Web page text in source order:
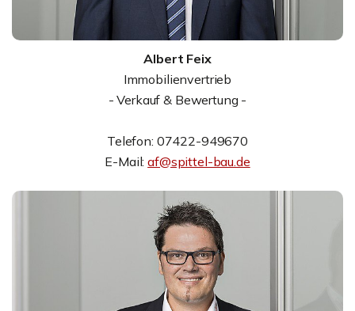
Albert Feix
Immobilienvertrieb
- Verkauf & Bewertung -
Telefon: 07422-949670
E-Mail:af@spittel-bau.de